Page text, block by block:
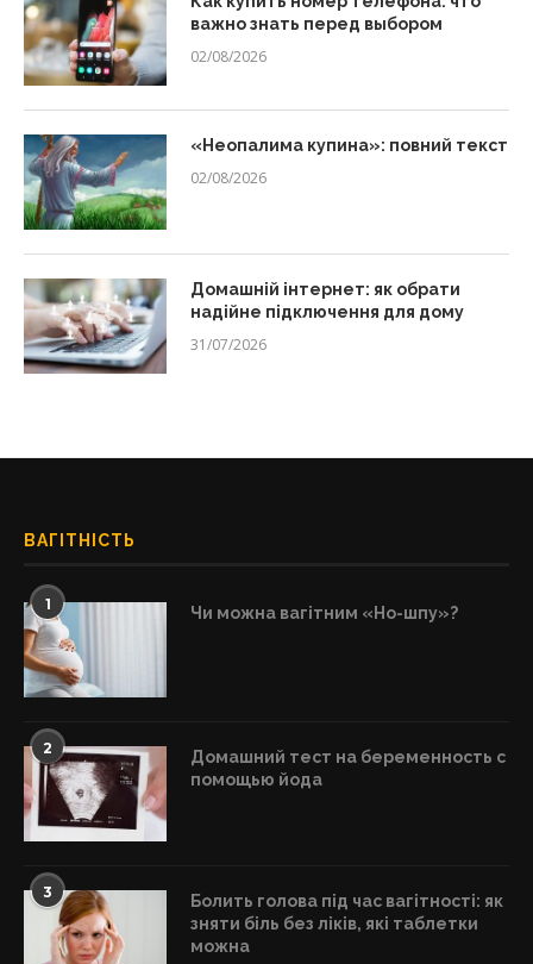
важно знать перед выбором
02/08/2026
«Неопалима купина»: повний текст
02/08/2026
Домашній інтернет: як обрати
надійне підключення для дому
31/07/2026
ВАГІТНІСТЬ
1 Чи можна вагітним «Но-шпу»?
2
Домашний тест на беременность с
помощью йода
3
Болить голова під час вагітності: як
зняти біль без ліків, які таблетки
можна